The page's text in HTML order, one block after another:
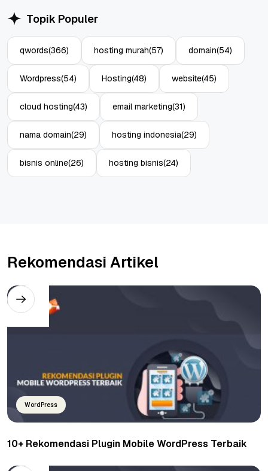
Topik Populer
qwords(366) hosting murah(57) domain(54)
Wordpress(54) Hosting(48) website(45)
cloud hosting(43) email marketing(31)
nama domain(29) hosting indonesia(29)
bisnis online(26) hosting bisnis(24)
Rekomendasi Artikel
WordPress
10+ Rekomendasi Plugin Mobile WordPress Terbaik